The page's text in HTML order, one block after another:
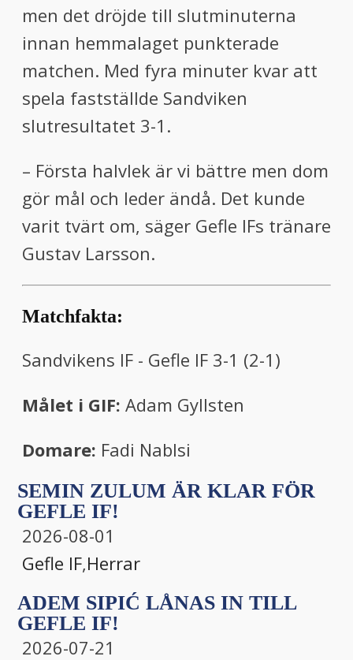
men det dröjde till slutminuterna
innan hemmalaget punkterade
matchen. Med fyra minuter kvar att
spela fastställde Sandviken
slutresultatet 3-1.
– Första halvlek är vi bättre men dom
gör mål och leder ändå. Det kunde
varit tvärt om, säger Gefle IFs tränare
Gustav Larsson.
Matchfakta:
Sandvikens IF - Gefle IF 3-1 (2-1)
Målet i GIF: Adam Gyllsten
Domare: Fadi Nablsi
SEMIN ZULUM ÄR KLAR FÖR
GEFLE IF!
2026-08-01
Gefle IF,Herrar
ADEM SIPIĆ LÅNAS IN TILL
GEFLE IF!
2026-07-21